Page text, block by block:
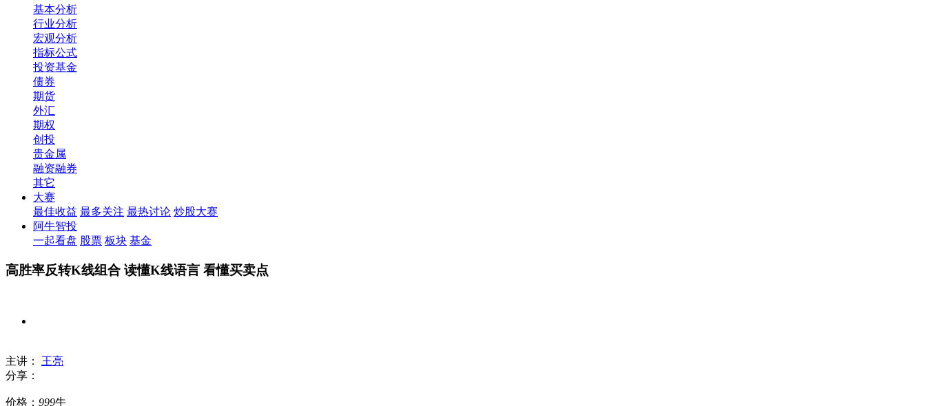
基本分析
行业分析
宏观分析
指标公式
投资基金
债券
期货
外汇
期权
创投
贵金属
融资融券
其它
大赛
最佳收益 最多关注 最热讨论 炒股大赛
阿牛智投
一起看盘 股票 板块 基金
高胜率反转K线组合 读懂K线语言 看懂买卖点
主讲：
王亮
分享：
价格： 999牛